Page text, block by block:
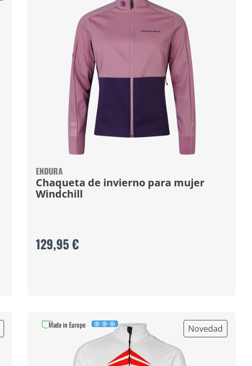
ENDURA
Chaqueta de invierno para mujer
Windchill
129,95 €
Novedad
Made in Europe